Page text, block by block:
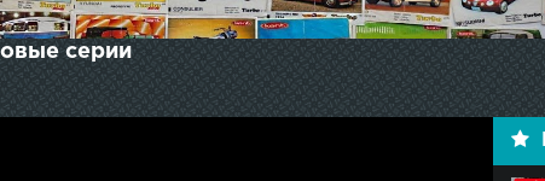
серии